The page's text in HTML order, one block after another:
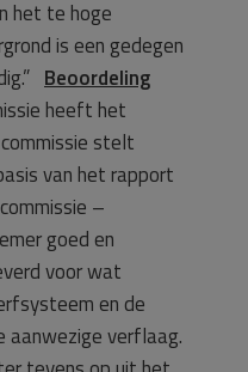
het te hoge
is een gedegen
Beoordeling
heeft het
stelt
van het rapport
–
goed en
voor wat
en de
aanwezige verflaag.